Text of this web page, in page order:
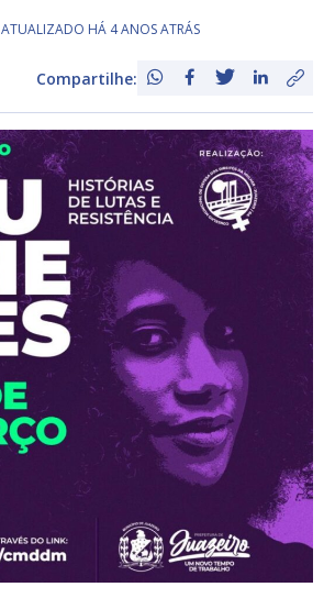
ATUALIZADO HÁ 4 ANOS ATRÁS
Compartilhe: